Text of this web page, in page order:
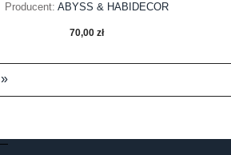
Producent: ABYSS & HABIDECOR
70,00 zł
»